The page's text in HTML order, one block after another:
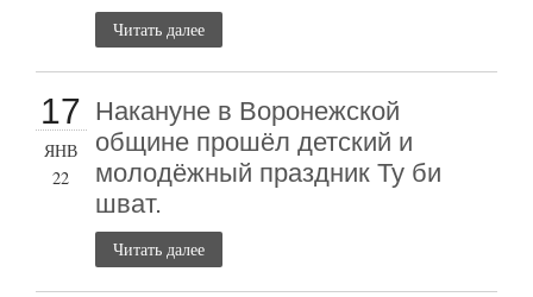
Читать далее
17
ЯНВ
22
Накануне в Воронежской
общине прошёл детский и
молодёжный праздник Ту би
шват.
Читать далее